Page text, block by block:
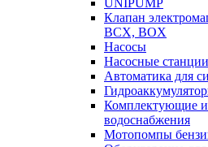
UNIPUMP
Клапан
BCX, BOX
Насосы
Насосные станции
Автоматика для
Комплектующие и
водоснабжения
Мотопомпы